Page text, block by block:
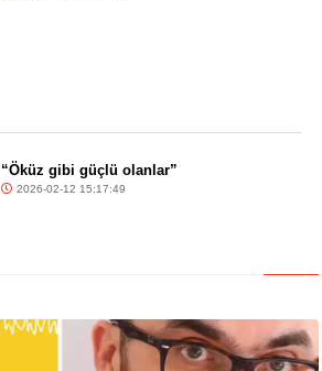
“Öküz gibi güçlü olanlar”
2026-02-12 15:17:49